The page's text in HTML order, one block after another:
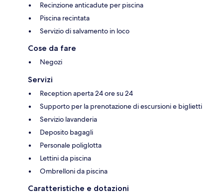
Recinzione anticadute per piscina
Piscina recintata
Servizio di salvamento in loco
Cose da fare
Negozi
Servizi
Reception aperta 24 ore su 24
Supporto per la prenotazione di escursioni e biglietti
Servizio lavanderia
Deposito bagagli
Personale poliglotta
Lettini da piscina
Ombrelloni da piscina
Caratteristiche e dotazioni